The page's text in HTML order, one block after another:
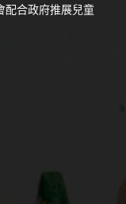
配合政府推展兒童